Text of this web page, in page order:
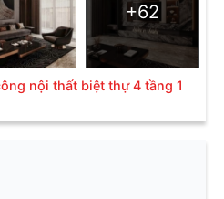
+62
nội thất biệt thự 4 tầng 1